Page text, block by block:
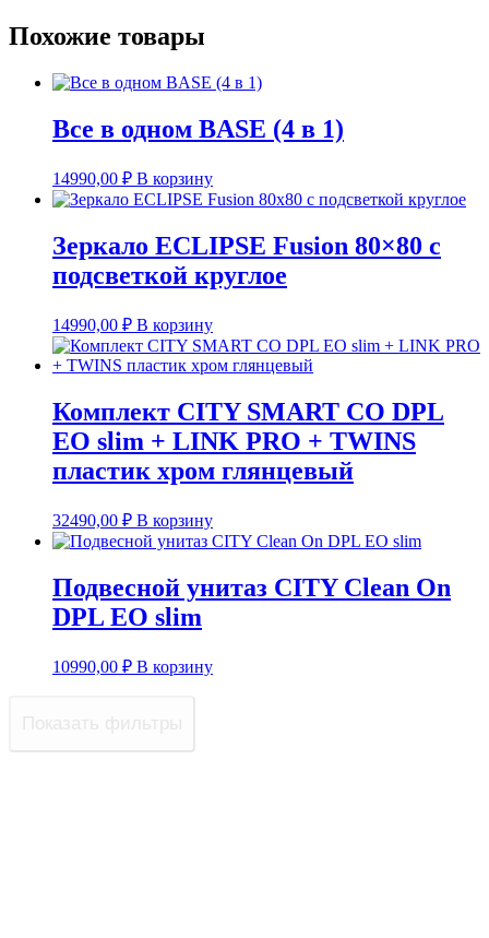
Похожие товары
Все в одном BASE (4 в 1)
14990,00 ₽ В корзину
Зеркало ECLIPSE Fusion 80×80 с
подсветкой круглое
14990,00 ₽ В корзину
Комплект CITY SMART CO DPL
EO slim + LINK PRO + TWINS
пластик хром глянцевый
32490,00 ₽ В корзину
Подвесной унитаз CITY Clean On
DPL EO slim
10990,00 ₽ В корзину